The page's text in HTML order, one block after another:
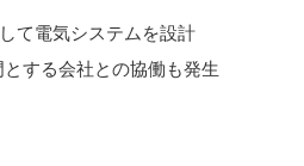
て電気システムを設計
する会社との協働も発生